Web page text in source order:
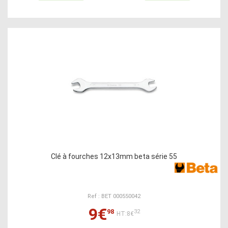
Clé à fourches 12x13mm beta série 55
Ref : BET 000550042
9€98 HT:8€32